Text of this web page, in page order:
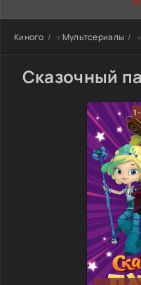
Киного » Мультсериалы
Сказочный